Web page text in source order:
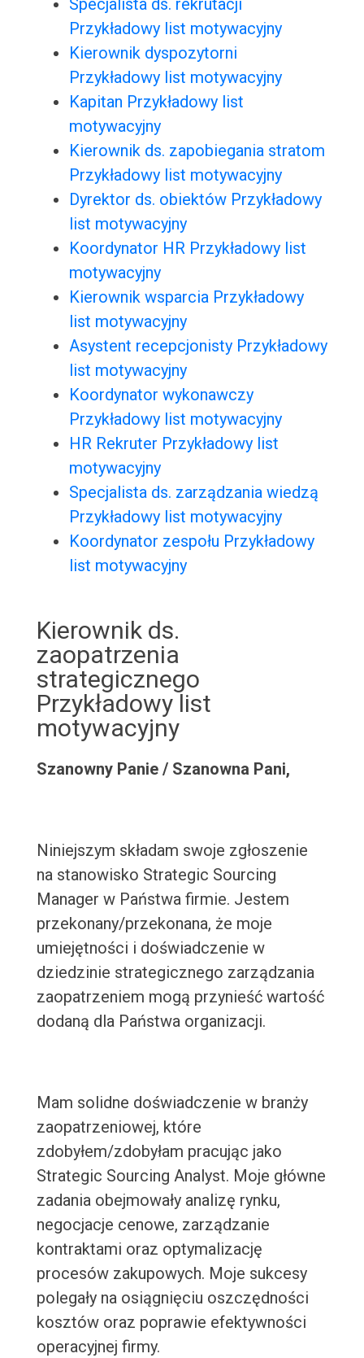
Specjalista ds. rekrutacji
Przykładowy list motywacyjny
Kierownik dyspozytorni
Przykładowy list motywacyjny
Kapitan Przykładowy list
motywacyjny
Kierownik ds. zapobiegania stratom
Przykładowy list motywacyjny
Dyrektor ds. obiektów Przykładowy
list motywacyjny
Koordynator HR Przykładowy list
motywacyjny
Kierownik wsparcia Przykładowy
list motywacyjny
Asystent recepcjonisty Przykładowy
list motywacyjny
Koordynator wykonawczy
Przykładowy list motywacyjny
HR Rekruter Przykładowy list
motywacyjny
Specjalista ds. zarządzania wiedzą
Przykładowy list motywacyjny
Koordynator zespołu Przykładowy
list motywacyjny
Kierownik ds.
zaopatrzenia
strategicznego
Przykładowy list
motywacyjny
Szanowny Panie / Szanowna Pani,
Niniejszym składam swoje zgłoszenie
na stanowisko Strategic Sourcing
Manager w Państwa firmie. Jestem
przekonany/przekonana, że moje
umiejętności i doświadczenie w
dziedzinie strategicznego zarządzania
zaopatrzeniem mogą przynieść wartość
dodaną dla Państwa organizacji.
Mam solidne doświadczenie w branży
zaopatrzeniowej, które
zdobyłem/zdobyłam pracując jako
Strategic Sourcing Analyst. Moje główne
zadania obejmowały analizę rynku,
negocjacje cenowe, zarządzanie
kontraktami oraz optymalizację
procesów zakupowych. Moje sukcesy
polegały na osiągnięciu oszczędności
kosztów oraz poprawie efektywności
operacyjnej firmy.